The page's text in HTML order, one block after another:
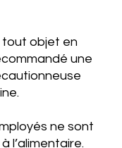
tout objet en
une
ne sont
l’alimentaire.